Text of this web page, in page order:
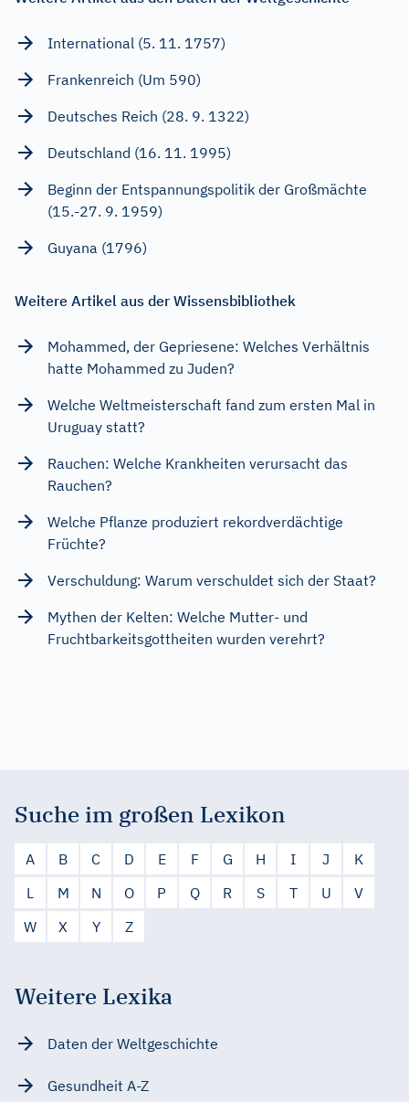
International (5. 11. 1757)
Frankenreich (Um 590)
Deutsches Reich (28. 9. 1322)
Deutschland (16. 11. 1995)
Beginn der Entspannungspolitik der Großmächte
(15.-27. 9. 1959)
Guyana (1796)
Weitere Artikel aus der Wissensbibliothek
Mohammed, der Gepriesene: Welches Verhältnis
hatte Mohammed zu Juden?
Welche Weltmeisterschaft fand zum ersten Mal in
Uruguay statt?
Rauchen: Welche Krankheiten verursacht das
Rauchen?
Welche Pflanze produziert rekordverdächtige
Früchte?
Verschuldung: Warum verschuldet sich der Staat?
Mythen der Kelten: Welche Mutter- und
Fruchtbarkeitsgottheiten wurden verehrt?
Suche im großen Lexikon
A B C D E F G H I J
K
L
M N O P Q R S T U
V
W
X Y Z
Weitere Lexika
Daten der Weltgeschichte
Gesundheit A-Z